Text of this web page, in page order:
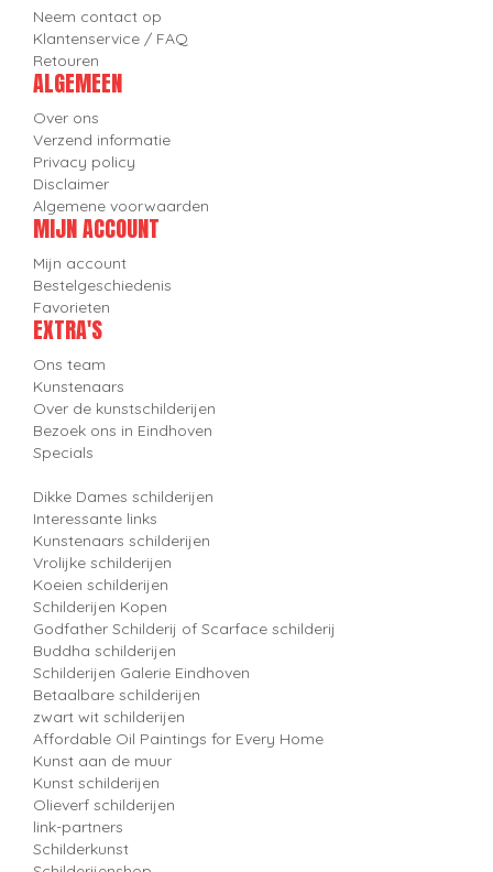
Neem contact op
Klantenservice / FAQ
Retouren
ALGEMEEN
Over ons
Verzend informatie
Privacy policy
Disclaimer
Algemene voorwaarden
MIJN ACCOUNT
Mijn account
Bestelgeschiedenis
Favorieten
EXTRA'S
Ons team
Kunstenaars
Over de kunstschilderijen
Bezoek ons in Eindhoven
Specials
Dikke Dames schilderijen
Interessante links
Kunstenaars schilderijen
Vrolijke schilderijen
Koeien schilderijen
Schilderijen Kopen
Godfather Schilderij of Scarface schilderij
Buddha schilderijen
Schilderijen Galerie Eindhoven
Betaalbare schilderijen
zwart wit schilderijen
Affordable Oil Paintings for Every Home
Kunst aan de muur
Kunst schilderijen
Olieverf schilderijen
link-partners
Schilderkunst